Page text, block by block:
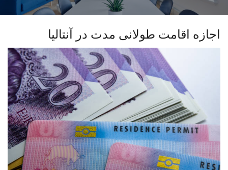
اجازه اقامت طولانی مدت در آنتالیا